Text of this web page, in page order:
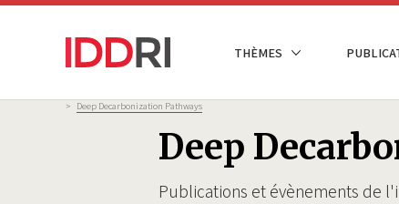
Aller
NAVIGATION
THÈMES
Deep
Publications et évènements de
Fil
d'Ariane
> Deep Decarbonization Pathways